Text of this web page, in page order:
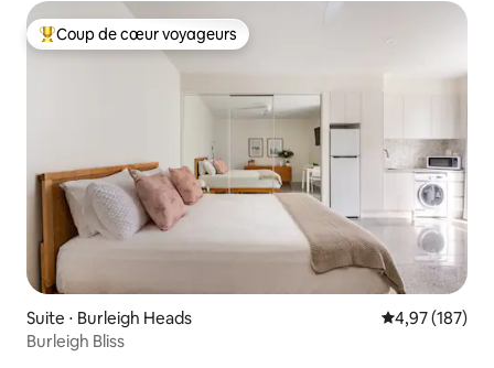
Coups de cœur voyageurs les plus appréciés
Coup de cœur voyageurs
Suite ⋅ Burleigh Heads Évaluation
4,97 (187)
Burleigh Bliss